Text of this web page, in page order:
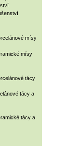
mísy
mísy
tácy
tácy a
tácy a